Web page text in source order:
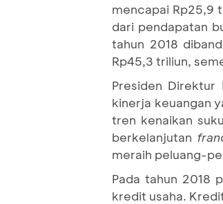
mencapai Rp25,9
dari pendapatan
tahun 2018
Rp45,3 triliun,
Presiden Direktur
kinerja keuangan
tren kenaikan
berkelanjutan
meraih peluang-
Pada tahun 2018
kredit usaha.